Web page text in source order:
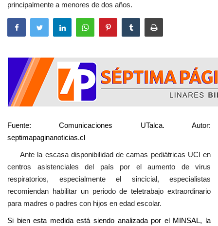
principalmente a menores de dos años.
Fuente: Comunicaciones UTalca. Autor:
septimapaginanoticias.cl
Ante la escasa disponibilidad de camas pediátricas UCI en
centros asistenciales del país por el aumento de virus
respiratorios, especialmente el sincicial, especialistas
recomiendan habilitar un periodo de teletrabajo extraordinario
para madres o padres con hijos en edad escolar.
Si bien esta medida está siendo analizada por el MINSAL, la